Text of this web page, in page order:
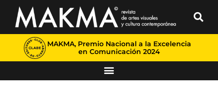
MAKMA, Premio Nacional a la Excelencia
en Comunicación 2024